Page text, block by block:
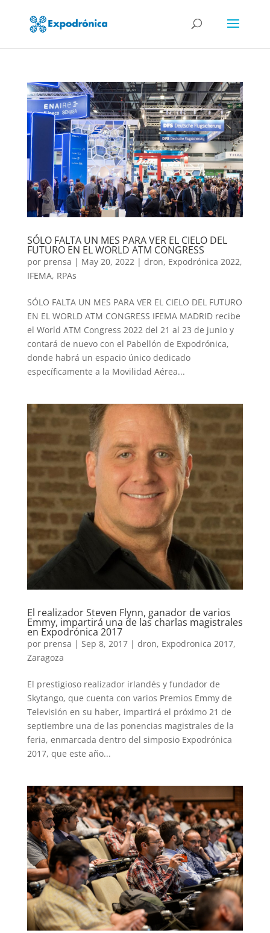
SÓLO FALTA UN MES PARA VER EL CIELO DEL
FUTURO EN EL WORLD ATM CONGRESS
por prensa | May 20, 2022| dron, Expodrónica 2022,
IFEMA, RPAs
SÓLO FALTA UN MES PARA VER EL CIELO DEL FUTURO
EN EL WORLD ATM CONGRESS IFEMA MADRID recibe
el World ATM Congress 2022 del 21 al 23 de junio y
contará de nuevo con el Pabellón de Expodrónica,
donde habrá un espacio único dedicado
específicamente a la Movilidad Aérea...
El realizador Steven Flynn, ganador de varios
Emmy, impartirá una de las charlas magistrales
en Expodrónica 2017
por prensa | Sep 8, 2017| dron, Expodronica 2017,
Zaragoza
El prestigioso realizador irlandés y fundador de
Skytango, que cuenta con varios Premios Emmy de
Televisión en su haber, impartirá el próximo 21 de
septiembre una de las ponencias magistrales de la
feria, enmarcada dentro del simposio Expodrónica
2017, que este año...